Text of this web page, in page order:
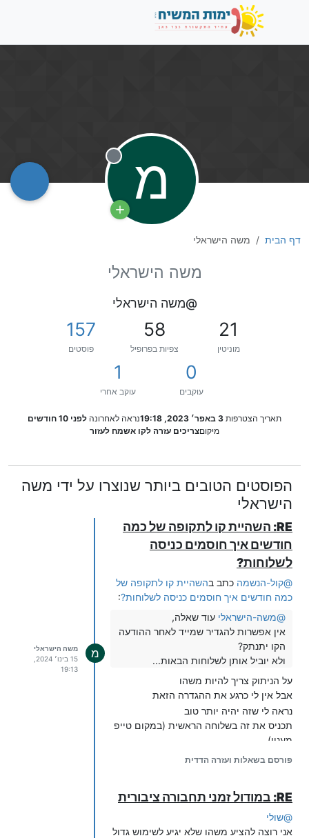
דף הבית משה הישראלי
מ מנותק
משה הישראלי
@משה הישראלי
21
מוניטין
58
צפיות בפרופיל
157
פוסטים
0
עוקבים
1
עוקב אחרי
תאריך הצטרפות 3 באפר׳ 2023, 19:18 נראה לאחרונה לפני 10 חודשים
מיקוםצריכים עזרה לקו אשמח לעזור
הפוסטים הטובים ביותר שנוצרו על ידי משה
הישראלי
RE: השהיית קו לתקופה של כמה
חודשים איך חוסמים כניסה
לשלוחות?
@קול-הנשמה כתב בהשהיית קו לתקופה של
כמה חודשים איך חוסמים כניסה לשלוחות?:
@משה-הישראלי עוד שאלה,
אין אפשרות להגדיר שמייד לאחר ההודעה
הקו יתנתק?
ולא יוביל אותן לשלוחות הבאות...
על הניתוק צריך להיות משהו
אבל אין לי כרגע את ההגדרה הזאת
נראה לי שזה יהיה יותר טוב
תכניס את זה בשלוחה הראשית (במקום טייפ
מעניו)
ושלוחה 666
תשים את ההודעה שאתה רוצה
פורסם בשאלות ועזרה הדדית
מ
משה הישראלי
19:13
RE: במודול זמני תחבורה ציבורית
@שולי
אני רוצה להציע משהו שלא יגיע לשימוש גדול